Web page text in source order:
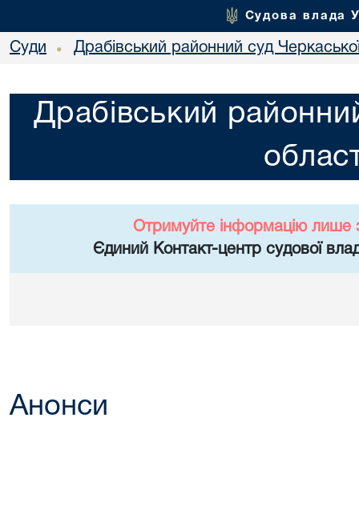
Судова влада
Суди • Драбівський районний суд
Драбівський
Отримуйте інформацію лише
Єдиний Контакт-центр судової
Анонси